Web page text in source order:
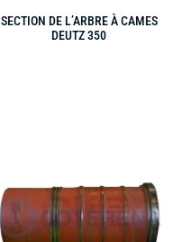
SECTION DE L’ARBRE À CAMES
DEUTZ 350